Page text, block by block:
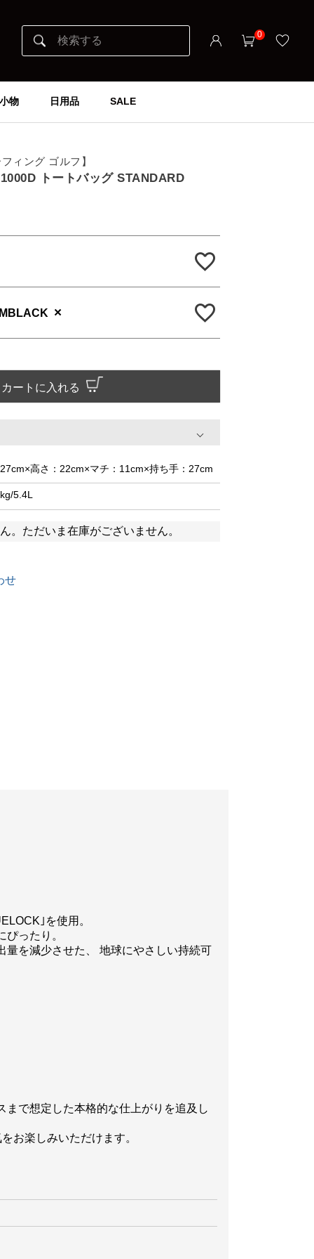
0
小物 日用品 SALE
ィング ゴルフ】
トートバッグ STANDARD
×
カートに入れる
高さ：22cm×マチ：11cm×持ち手：27cm
5.4L
。ただいま在庫がございません。
せ
｣を使用。
ったり。
を減少させた、 地球にやさしい持続可
で想定した本格的な仕上がりを追及し
お楽しみいただけます。